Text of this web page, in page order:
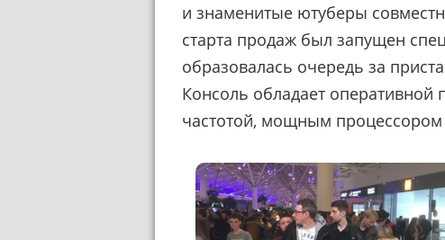
и знаменитые ютуберы
старта продаж был запущен
образовалась очередь за
Консоль обладает
частотой, мощным